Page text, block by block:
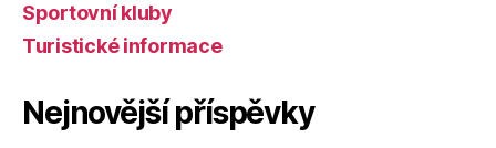
Sportovní kluby
Turistické informace
Nejnovější příspěvky